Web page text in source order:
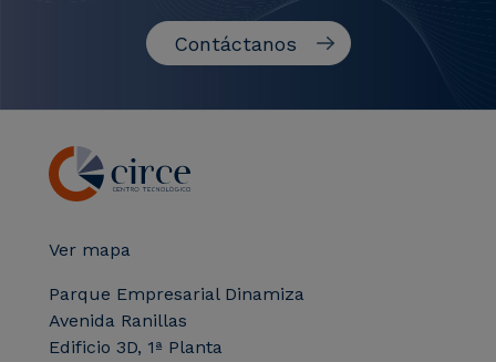
Contáctanos
Ver mapa
Parque Empresarial Dinamiza
Avenida Ranillas
Edificio 3D, 1ª Planta